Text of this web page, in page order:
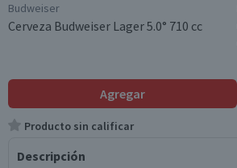
Budweiser
Cerveza Budweiser Lager 5.0° 710 cc
Agregar
Producto sin calificar
Descripción